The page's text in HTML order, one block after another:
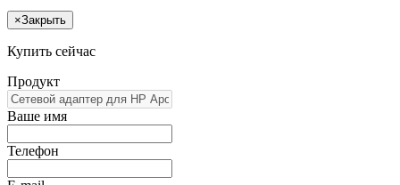
×Закрыть
Купить сейчас
Продукт
Ваше имя
Телефон